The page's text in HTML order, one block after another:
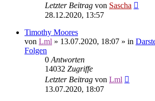
Letzter Beitrag von Sascha
28.12.2020, 13:57
Timothy Moores
von Lml » 13.07.2020, 18:07 » in
Folgen
0 Antworten
14032 Zugriffe
Letzter Beitrag von Lml
13.07.2020, 18:07